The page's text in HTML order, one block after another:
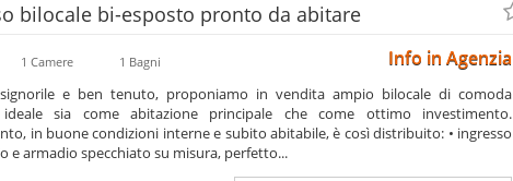
bilocale bi-esposto pronto da abitare
1 Camere 1 Bagni Info in Agenzia
sia come abitazione principale che come ottimo investimento.
in buone condizioni interne e subito abitabile, è così distribuito: • ingresso
e armadio specchiato su misura, perfetto...